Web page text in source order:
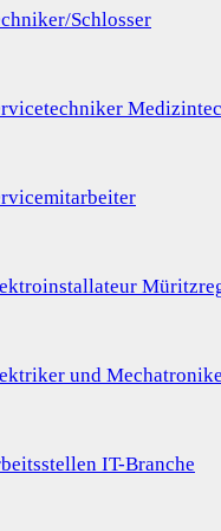
Schlosser
und
IT-Branche